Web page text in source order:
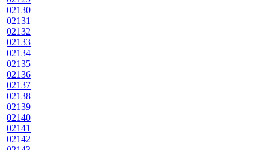
02130
02131
02132
02133
02134
02135
02136
02137
02138
02139
02140
02141
02142